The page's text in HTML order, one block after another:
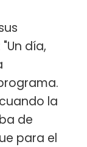
día,
la
de
para el